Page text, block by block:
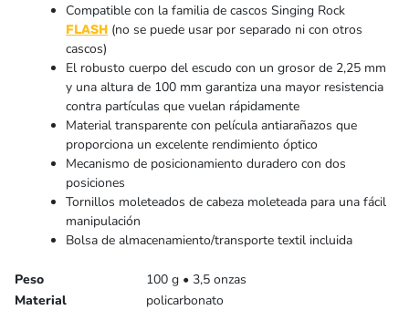
Compatible con la familia de cascos Singing Rock
FLASH (no se puede usar por separado ni con otros
cascos)
El robusto cuerpo del escudo con un grosor de 2,25 mm
y una altura de 100 mm garantiza una mayor resistencia
contra partículas que vuelan rápidamente
Material transparente con película antiarañazos que
proporciona un excelente rendimiento óptico
Mecanismo de posicionamiento duradero con dos
posiciones
Tornillos moleteados de cabeza moleteada para una fácil
manipulación
Bolsa de almacenamiento/transporte textil incluida
Peso
100 g • 3,5 onzas
Material
policarbonato